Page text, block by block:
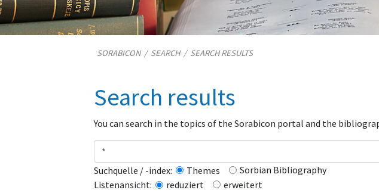
SORABICON/ SEARCH/ SEARCH RESULTS
Search results
You can search in the topics of the Sorabicon portal and the
Suchquelle / -index: Themes
Sorbian Bibliography
Listenansicht:
reduziert erweitert